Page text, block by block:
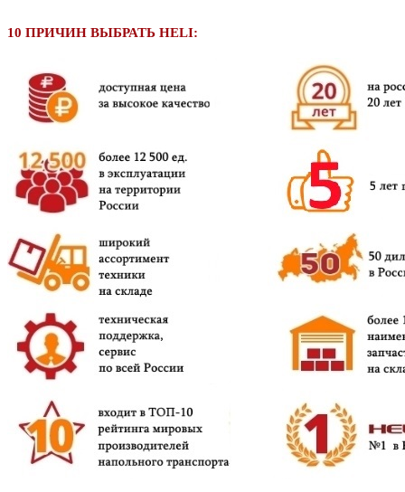
10 ПРИЧИН ВЫБРАТЬ HELI: